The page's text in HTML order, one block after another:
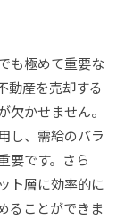
も極めて重要な
動産を売却する
かせません。
し、需給のバラ
要です。さら
ト層に効率的に
ることができま